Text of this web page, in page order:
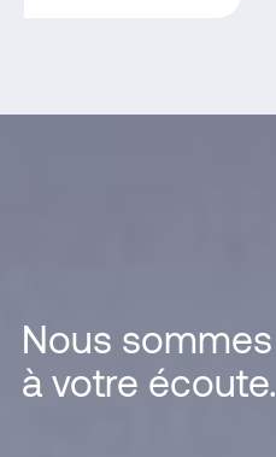
Nous sommes
à votre écoute.